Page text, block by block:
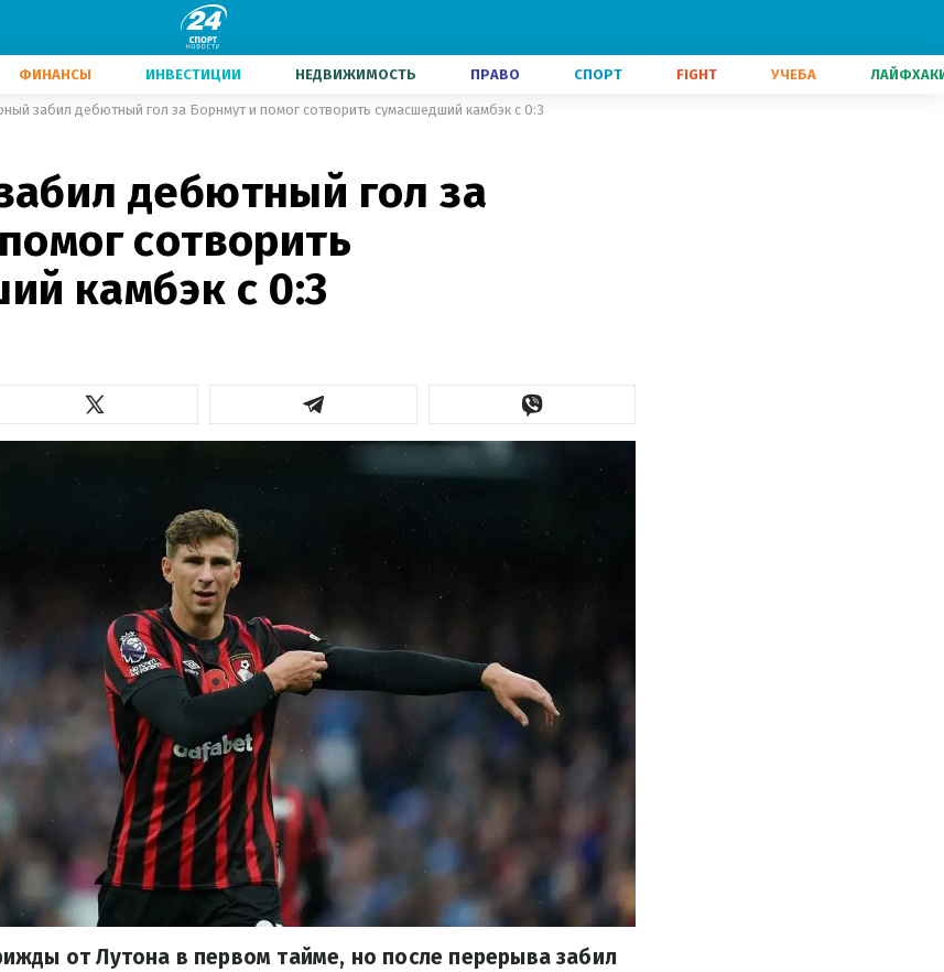
ФИНАНСЫ ИНВЕСТИЦИИ НЕДВИЖИМОСТЬ ПРАВО СПОРТ FIGHT УЧЕБА
забил дебютный гол за Борнмут и помог сотворить сумасшедший камбэк с 0:3
дебютный гол за
сотворить
камбэк с 0:3
от Лутона в первом тайме, но после перерыва забил